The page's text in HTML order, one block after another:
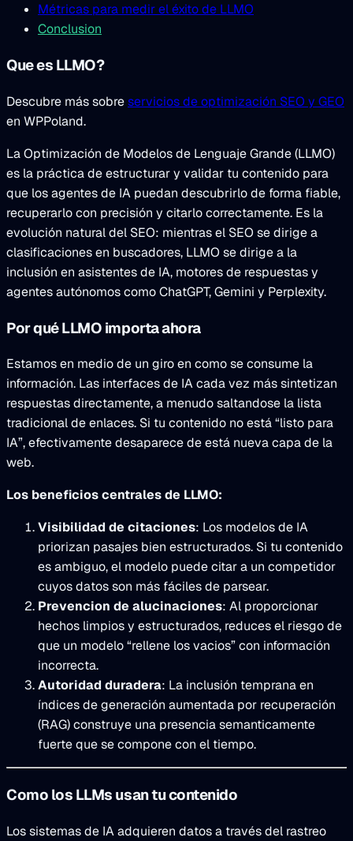
Métricas para medir el éxito de LLMO
Conclusion
Que es LLMO?
Descubre más sobreservicios de optimización SEO y GEO
en WPPoland.
La Optimización de Modelos de Lenguaje Grande (LLMO)
es la práctica de estructurar y validar tu contenido para
que los agentes de IA puedan descubrirlo de forma fiable,
recuperarlo con precisión y citarlo correctamente. Es la
evolución natural del SEO: mientras el SEO se dirige a
clasificaciones en buscadores, LLMO se dirige a la
inclusión en asistentes de IA, motores de respuestas y
agentes autónomos como ChatGPT, Gemini y Perplexity.
Por qué LLMO importa ahora
Estamos en medio de un giro en como se consume la
información. Las interfaces de IA cada vez más sintetizan
respuestas directamente, a menudo saltandose la lista
tradicional de enlaces. Si tu contenido no está “listo para
IA”, efectivamente desaparece de está nueva capa de la
web.
Los beneficios centrales de LLMO:
Visibilidad de citaciones: Los modelos de IA
priorizan pasajes bien estructurados. Si tu contenido
es ambiguo, el modelo puede citar a un competidor
cuyos datos son más fáciles de parsear.
Prevencion de alucinaciones: Al proporcionar
hechos limpios y estructurados, reduces el riesgo de
que un modelo “rellene los vacios” con información
incorrecta.
Autoridad duradera: La inclusión temprana en
índices de generación aumentada por recuperación
(RAG) construye una presencia semanticamente
fuerte que se compone con el tiempo.
Como los LLMs usan tu contenido
Los sistemas de IA adquieren datos a través del rastreo